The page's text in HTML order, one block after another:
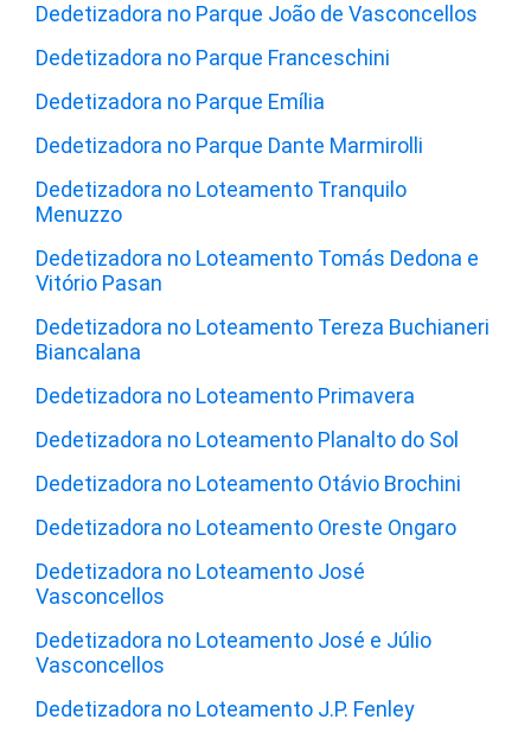
Dedetizadora no Parque João de Vasconcellos
Dedetizadora no Parque Franceschini
Dedetizadora no Parque Emília
Dedetizadora no Parque Dante Marmirolli
Dedetizadora no Loteamento Tranquilo
Menuzzo
Dedetizadora no Loteamento Tomás Dedona e
Vitório Pasan
Dedetizadora no Loteamento Tereza Buchianeri
Biancalana
Dedetizadora no Loteamento Primavera
Dedetizadora no Loteamento Planalto do Sol
Dedetizadora no Loteamento Otávio Brochini
Dedetizadora no Loteamento Oreste Ongaro
Dedetizadora no Loteamento José
Vasconcellos
Dedetizadora no Loteamento José e Júlio
Vasconcellos
Dedetizadora no Loteamento J.P. Fenley